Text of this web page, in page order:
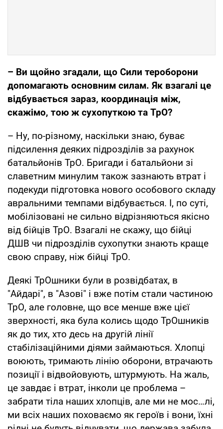
– Ви щойно згадали, що Сили тероборони
допомагають основним силам. Як взагалі це
відбувається зараз, координація між,
скажімо, тою ж сухопуткою та ТрО?
– Ну, по-різному, наскільки знаю, буває
підсилення деяких підрозділів за рахунок
батальйонів ТрО. Бригади і батальйони зі
славетним минулим також зазнають втрат і
подекуди підготовка нового особового складу
авральними темпами відбувається. І, по суті,
мобілізовані не сильно відрізняються якісно
від бійців ТрО. Взагалі не скажу, що бійці
ДШВ чи підрозділів сухопутки знають краще
свою справу, ніж бійці ТрО.
Деякі ТрОшники були в розвідбатах, в
"Айдарі", в "Азові" і вже потім стали частиною
ТрО, але головне, що все менше вже цієї
зверхності, яка була колись щодо ТрОшників
як до тих, хто десь на другій лінії
стабілізаційними діями займаються. Хлопці
воюють, тримають лінію оборони, втрачають
позиції і відвойовують, штурмують. На жаль,
це завдає і втрат, інколи це проблема –
забрати тіла наших хлопців, але ми не мос…лі,
ми всіх наших поховаємо як героїв і вони, їхні